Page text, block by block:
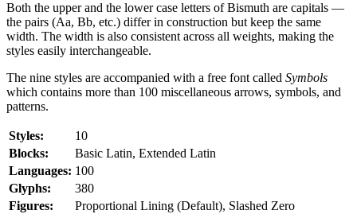
Both the upper and the lower case letters of Bismuth are capitals —
the pairs (Aa, Bb, etc.) differ in construction but keep the same
width. The width is also consistent across all weights, making the
styles easily interchangeable.
The nine styles are accompanied with a free font called Symbols
which contains more than 100 miscellaneous arrows, symbols, and
patterns.
Styles:
10
Blocks:
Basic Latin, Extended Latin
Languages: 100
Glyphs:
380
Figures:
Proportional Lining (Default), Slashed Zero